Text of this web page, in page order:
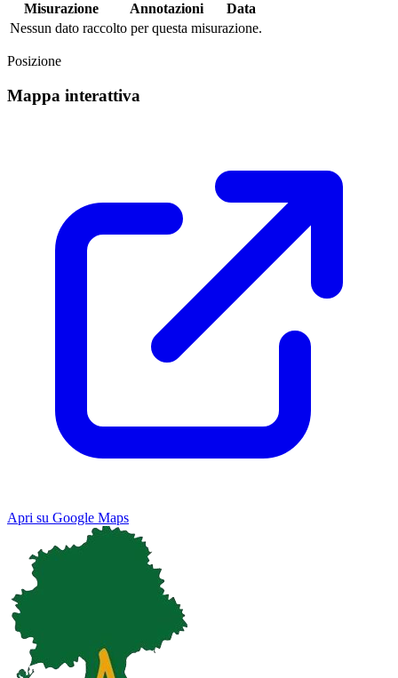
Misurazione Annotazioni
Data
Nessun dato raccolto per questa misurazione.
Posizione
Mappa interattiva
Apri su Google Maps
Map Satellite
Keyboard shortcuts